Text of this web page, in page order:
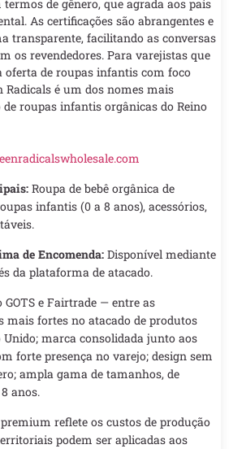
de gênero, que agrada aos pais
As certificações são abrangentes e
transparente, facilitando as conversas
os revendedores. Para varejistas que
de roupas infantis com foco
Radicals é um dos nomes mais
de roupas infantis orgânicas do Reino
Roupa de bebê orgânica de
infantis (0 a 8 anos), acessórios,
de Encomenda: Disponível mediante
da plataforma de atacado.
GOTS e Fairtrade — entre as
mais fortes no atacado de produtos
marca consolidada junto aos
forte presença no varejo; design sem
ampla gama de tamanhos, de
anos.
premium reflete os custos de produção
podem ser aplicadas aos